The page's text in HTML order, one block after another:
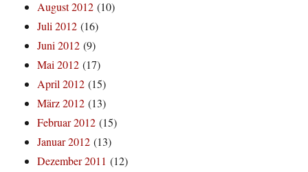
August 2012 (10)
Juli 2012 (16)
Juni 2012 (9)
Mai 2012 (17)
April 2012 (15)
März 2012 (13)
Februar 2012 (15)
Januar 2012 (13)
Dezember 2011 (12)